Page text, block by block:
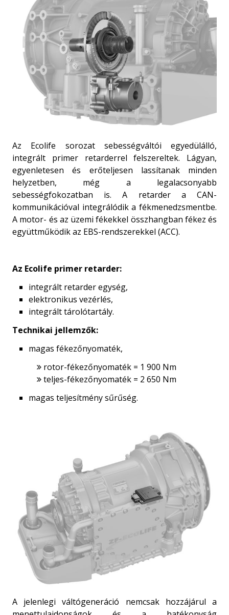
Az Ecolife sorozat sebességváltói egyedülálló,
integrált primer retarderrel felszereltek. Lágyan,
egyenletesen és erőteljesen lassítanak minden
helyzetben, még a legalacsonyabb
sebességfokozatban is. A retarder a CAN-
kommunikációval integrálódik a fékmenedzsmentbe.
A motor- és az üzemi fékekkel összhangban fékez és
együttműködik az EBS-rendszerekkel (ACC).
Az Ecolife primer retarder:
integrált retarder egység,
elektronikus vezérlés,
integrált tárolótartály.
Technikai jellemzők:
magas fékezőnyomaték,
 rotor-fékezőnyomaték = 1 900 Nm
 teljes-fékezőnyomaték = 2 650 Nm
magas teljesítmény sűrűség.
A jelenlegi váltógeneráció nemcsak hozzájárul a